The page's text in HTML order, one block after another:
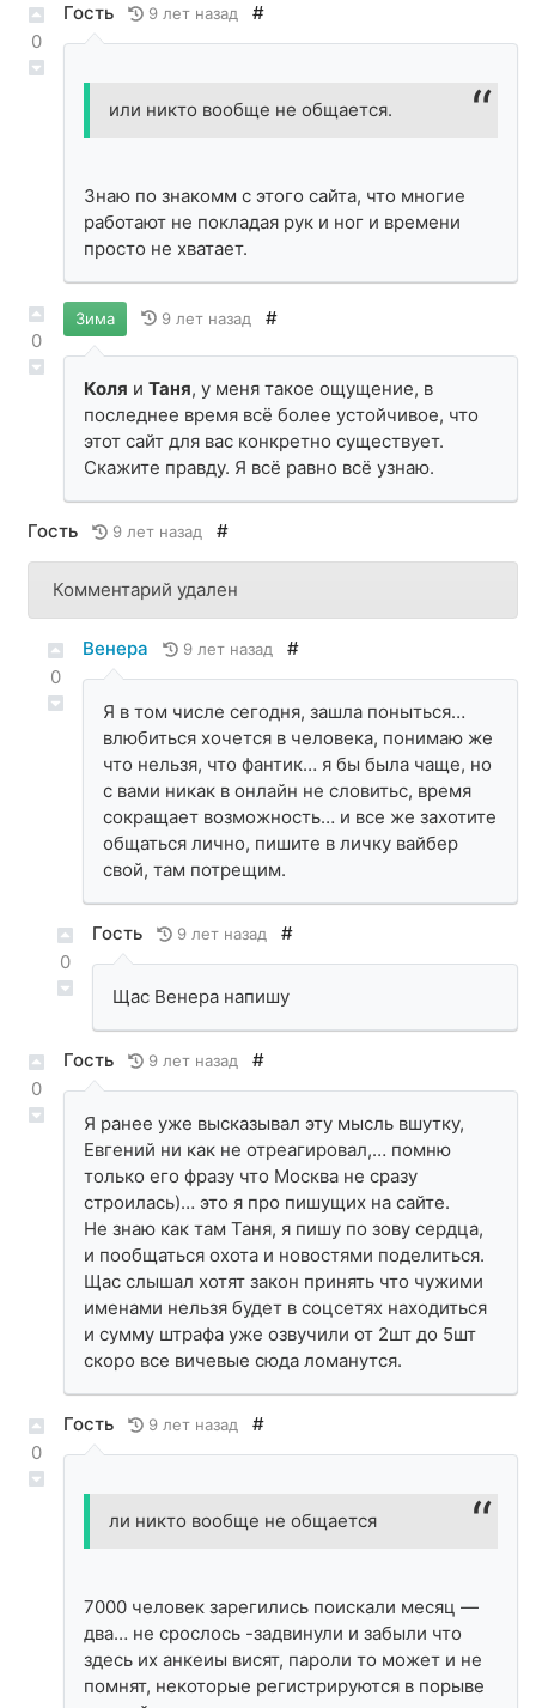
0
Гость 9 лет назад #
или никто вообще не общается.
Знаю по знакомм с этого сайта, что многие
работают не покладая рук и ног и времени
просто не хватает.
0
Зима 9 лет назад #
Коля и Таня, у меня такое ощущение, в
последнее время всё более устойчивое, что
этот сайт для вас конкретно существует.
Скажите правду. Я всё равно всё узнаю.
Гость 9 лет назад #
Комментарий удален
0
Венера 9 лет назад #
Я в том числе сегодня, зашла поныться…
влюбиться хочется в человека, понимаю же
что нельзя, что фантик… я бы была чаще, но
с вами никак в онлайн не словитьс, время
сокращает возможность… и все же захотите
общаться лично, пишите в личку вайбер
свой, там потрещим.
0
Гость 9 лет назад #
Щас Венера напишу
0
Гость 9 лет назад #
Я ранее уже высказывал эту мысль вшутку,
Евгений ни как не отреагировал,… помню
только его фразу что Москва не сразу
строилась)… это я про пишущих на сайте.
Не знаю как там Таня, я пишу по зову сердца,
и пообщаться охота и новостями поделиться.
Щас слышал хотят закон принять что чужими
именами нельзя будет в соцсетях находиться
и сумму штрафа уже озвучили от 2шт до 5шт
скоро все вичевые сюда ломанутся.
0
Гость 9 лет назад #
ли никто вообще не общается
7000 человек зарегились поискали месяц —
два… не срослось -задвинули и забыли что
здесь их анкеиы висят, пароли то может и не
помнят, некоторые регистрируются в порыве